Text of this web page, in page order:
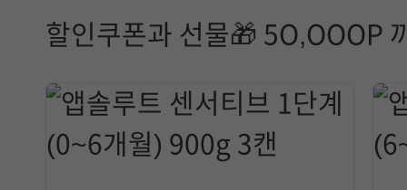
할인쿠폰과 선물🎁 5O,OOOP